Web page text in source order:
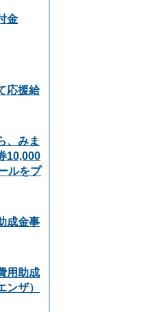
金
応援給
、みま
10,000
ルをプ
成金事
用助成
ンザ）